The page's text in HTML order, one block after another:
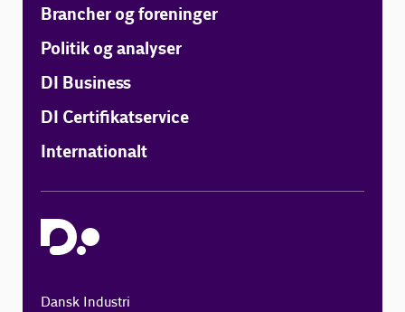
Brancher og foreninger
Politik og analyser
DI Business
DI Certifikatservice
Internationalt
Dansk Industri